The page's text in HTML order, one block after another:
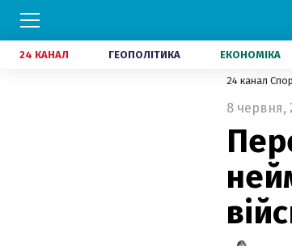
24 КАНАЛ ГЕОПОЛІТИКА ЕКОНОМІКА
24 канал
8 червня,